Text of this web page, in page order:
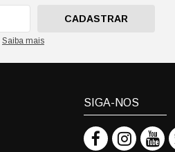
CADASTRAR
Saiba mais
SIGA-NOS